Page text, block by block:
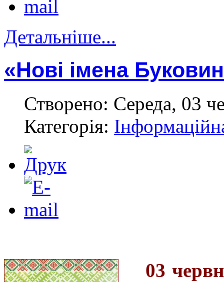
Детальніше...
«Нові імена
Створено: Середа, 03
Категорія:
03